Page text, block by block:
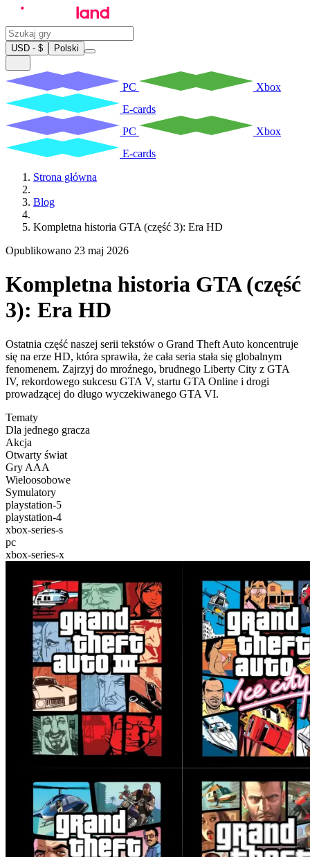
USD - $ Polski
PC
Xbox
E-cards
PC
Xbox
E-cards
Strona główna
Blog
Kompletna historia GTA (część 3): Era HD
Opublikowano 23 maj 2026
Kompletna historia GTA (część
3): Era HD
Ostatnia część naszej serii tekstów o Grand Theft Auto koncentruje
się na erze HD, która sprawiła, że cała seria stała się globalnym
fenomenem. Zajrzyj do mroźnego, brudnego Liberty City z GTA
IV, rekordowego sukcesu GTA V, startu GTA Online i drogi
prowadzącej do długo wyczekiwanego GTA VI.
Tematy
Dla jednego gracza
Akcja
Otwarty świat
Gry AAA
Wieloosobowe
Symulatory
playstation-5
playstation-4
xbox-series-s
pc
xbox-series-x